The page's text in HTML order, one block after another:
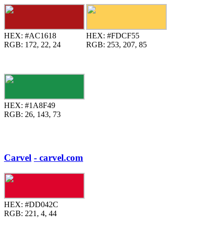
HEX: #AC1618
RGB: 172, 22, 24
HEX: #FDCF55
RGB: 253, 207, 85
HEX: #1A8F49
RGB: 26, 143, 73
Carvel - carvel.com
HEX: #DD042C
RGB: 221, 4, 44